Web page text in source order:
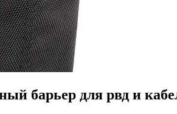
барьер для рвд и